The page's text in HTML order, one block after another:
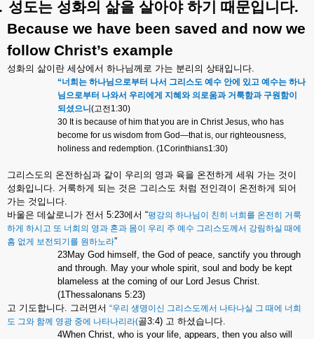
성도는 성화의 삶을 살아야 하기 때문입니다.
Because we have been saved and now we
follow Christ’s example
성화의 삶이란 세상에서 하나님께로 가는 분리의 상태입니다.
“너희는 하나님으로부터 나서 그리스도 예수 안에 있고 예수는 하나
님으로부터 나와서 우리에게 지혜와 의로움과 거룩함과 구원함이
되셨으니 (고전1:30)
30 It is because of him that you are in Christ Jesus, who has
become for us wisdom from God—that is, our righteousness,
holiness and redemption. (1Corinthians1:30)
그리스도의 온전하심과 같이 우리의 영과 육을 온전하게 세워 가는 것이
성화입니다. 거룩하게 되는 것은 그리스도 처럼 전인격이 온전하게 되어
가는 것입니다.
바울은 데살로니가 전서 5:23에서 “평강의 하나님이 친히 너희를 온전히 거룩
하게 하시고 또 너희의 영과 혼과 몸이 우리 주 예수 그리스도께서 강림하실 때에
흠 없게 보전되기를 원하노라”
23May God himself, the God of peace, sanctify you through
and through. May your whole spirit, soul and body be kept
blameless at the coming of our Lord Jesus Christ.
(1Thessalonans 5:23)
고 기도합니다. 그러면서 “우리 생명이신 그리스도께서 나타나실 그 때에 너희
도 그와 함께 영광 중에 나타나리라(골3:4) 고 하셨습니다.
4When Christ, who is your life, appears, then you also will